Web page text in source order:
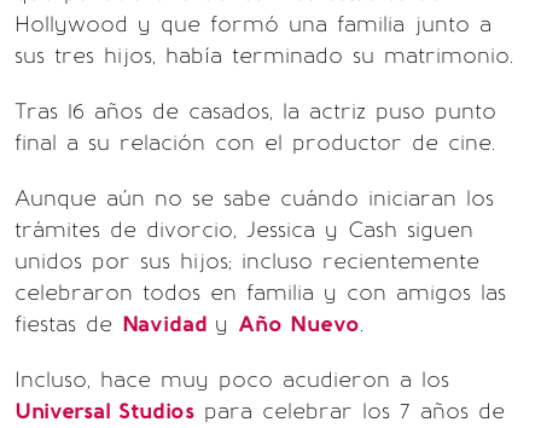
Hollywood y que formó una familia junto a
sus tres hijos, había terminado su matrimonio.
Tras 16 años de casados, la actriz puso punto
final a su relación con el productor de cine.
Aunque aún no se sabe cuándo iniciaran los
trámites de divorcio, Jessica y Cash siguen
unidos por sus hijos; incluso recientemente
celebraron todos en familia y con amigos las
fiestas de Navidad y Año Nuevo.
Incluso, hace muy poco acudieron a los
Universal Studios para celebrar los 7 años de